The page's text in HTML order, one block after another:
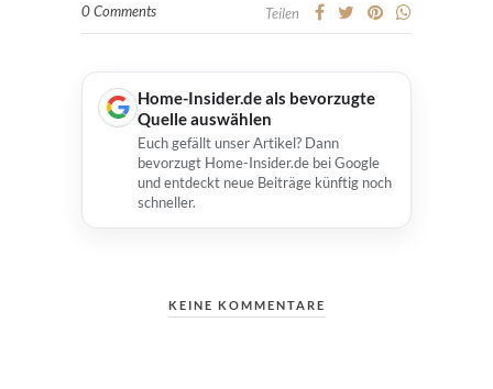
0 Comments Teilen
Home-Insider.de als bevorzugte
Quelle auswählen
Euch gefällt unser Artikel? Dann
bevorzugt Home-Insider.de bei Google
und entdeckt neue Beiträge künftig noch
schneller.
KEINE KOMMENTARE